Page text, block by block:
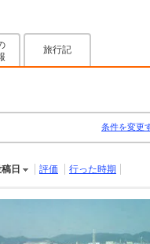
旅行記
条件を変更
日 評価 行った時期